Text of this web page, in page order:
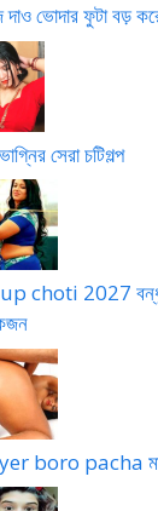
দাও ভোদার ফুটা বড়
সেরা চটিগল্প
choti 2027 বন্ধুর
boro pacha মা